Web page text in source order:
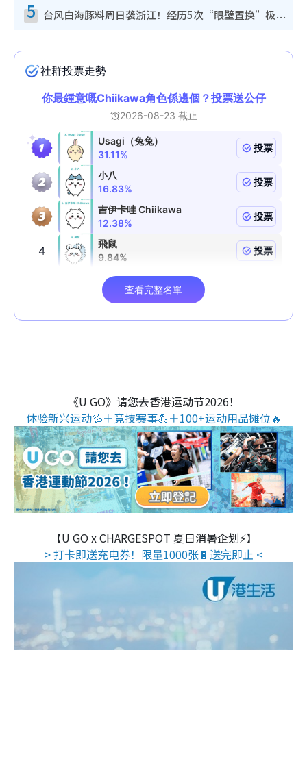
5 台风白海豚料周日袭浙江！经历5次“眼壁置换”极罕见 成登陆内地最长途台风
《U GO》请您去香港运动节2026！
体验新兴运动💦＋竞技赛事💪＋100+运动用品摊位🔥
【U GO x CHARGESPOT 夏日消暑企划⚡】
> 打卡即送充电券！限量1000张🔋送完即止 <